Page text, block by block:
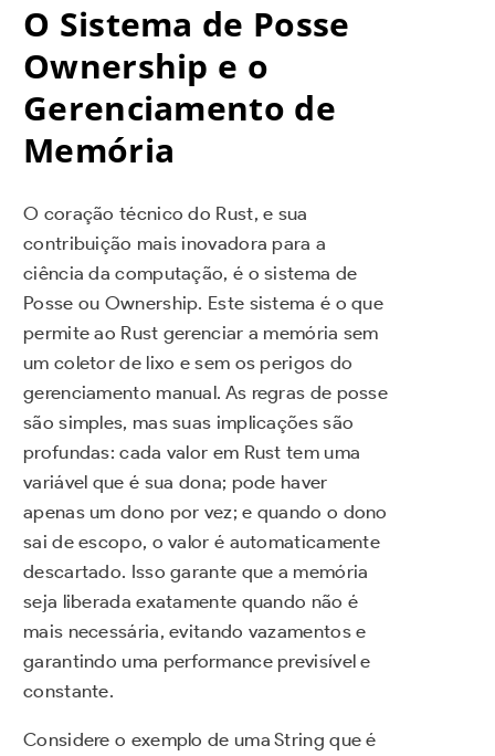
O Sistema de Posse
Ownership e o
Gerenciamento de
Memória
O coração técnico do Rust, e sua
contribuição mais inovadora para a
ciência da computação, é o sistema de
Posse ou Ownership. Este sistema é o que
permite ao Rust gerenciar a memória sem
um coletor de lixo e sem os perigos do
gerenciamento manual. As regras de posse
são simples, mas suas implicações são
profundas: cada valor em Rust tem uma
variável que é sua dona; pode haver
apenas um dono por vez; e quando o dono
sai de escopo, o valor é automaticamente
descartado. Isso garante que a memória
seja liberada exatamente quando não é
mais necessária, evitando vazamentos e
garantindo uma performance previsível e
constante.
Considere o exemplo de uma String que é